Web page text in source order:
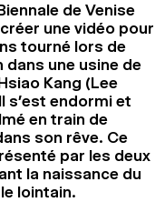
2019
2018
de Venise
une vidéo pour
tourné lors de
dans une usine de
Kang (Lee
s’est endormi et
en train de
son rêve. Ce
par les deux
la naissance du
lointain.